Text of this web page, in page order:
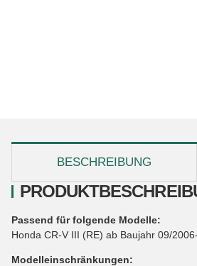
BESCHREIBUNG
Passend für folgende Modelle:
Honda CR-V III (RE) ab Baujahr 09/
Modelleinschränkungen: